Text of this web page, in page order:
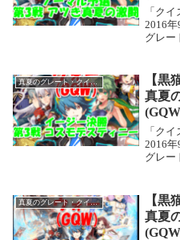
ツき
「ク
2016
グレー
記事
アツ
クイ
真夏のグレート・クイズ・ウォー(GQW)
【黒
真夏
スモ
「ク
2016
グレー
記事
コス
生ク
真夏のグレート・クイズ・ウォー(GQW)
【黒
真夏